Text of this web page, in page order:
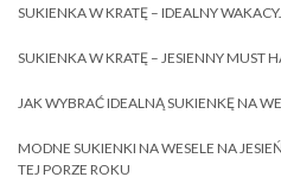
SUKIENKA W KRATĘ – IDEALNY
SUKIENKA W KRATĘ – JESIENNY MUST
JAK WYBRAĆ IDEALNĄ SUKIENKĘ NA
MODNE SUKIENKI NA WESELE NA
TEJ PORZE ROKU